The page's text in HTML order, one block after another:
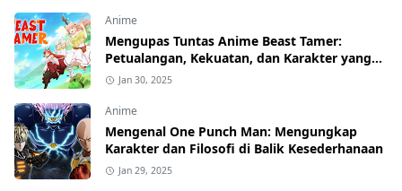
Anime
Mengupas Tuntas Anime Beast Tamer:
Petualangan, Kekuatan, dan Karakter yang
Menawan
Jan 30, 2025
Anime
Mengenal One Punch Man: Mengungkap
Karakter dan Filosofi di Balik Kesederhanaan
Jan 29, 2025